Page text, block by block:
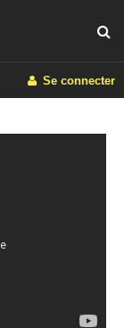
Se connecter